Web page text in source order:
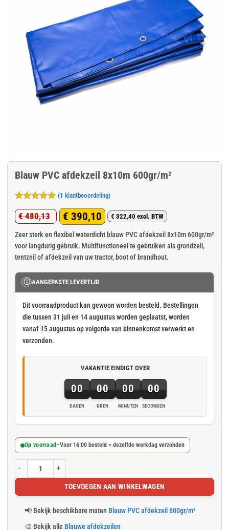
Blauw PVC afdekzeil 8x10m 600gr/m²
Gewaardeerd
5op 5
gebaseerd
op
1
klant
(1 klantbeoordeling)
€480,13
Oorspronkelijke
prijs
was:
€ 390,10
Huidige
prijs
is:
€ 322,40 excl. BTW
Zeer sterk en flexibel waterdicht blauw PVC afdekzeil 8x10m 600gr/m²
voor langdurig gebruik. Multifunctioneel te gebruiken als grondzeil,
tentzeil of afdekzeil van uw tractor, boot of brandhout.
Ⓘ AANGEPASTE LEVERTIJD
Dit voorraadproduct kan gewoon worden besteld. Bestellingen
die tussen 31 juli en 14 augustus worden geplaatst, worden
vanaf 15 augustus op volgorde van binnenkomst verwerkt en
verzonden.
VAKANTIE EINDIGT OVER
00
DAGEN
00
UREN
00
MINUTEN
00
SECONDEN
Op voorraad –Voor 16:00 besteld = dezelfde werkdag verzonden
Blauw PVC afdekzeil 8x10m 600gr/m² aantal
TOEVOEGEN AAN WINKELWAGEN
📢 Bekijk beschikbare maten Blauw PVC afdekzeil 600gr/m²
🎨 Bekijk alle Blauwe afdekzeilen